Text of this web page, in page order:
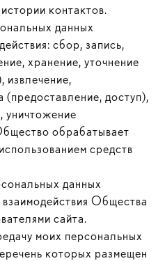
контактов.
данных
сбор, запись,
хранение, уточнение
извлечение,
(предоставление, доступ),
уничтожение
обрабатывает
средств
данных
Общества
сайта.
моих персональных
которых размещен